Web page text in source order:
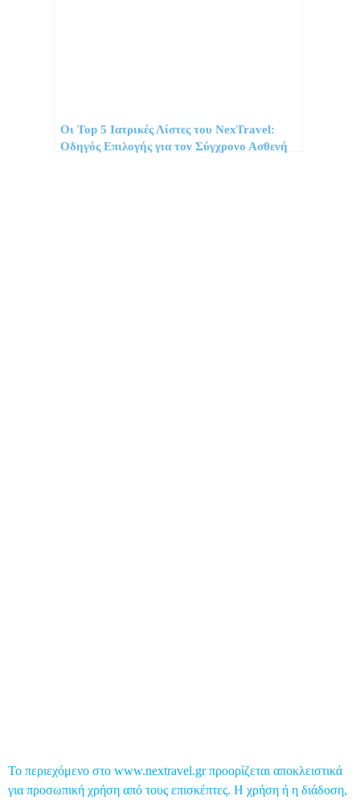
Οι Top 5 Ιατρικές Λίστες του NexTravel:
Οδηγός Επιλογής για τον Σύγχρονο Ασθενή
Το περιεχόμενο στο www.nextravel.gr προορίζεται αποκλειστικά
για προσωπική χρήση από τους επισκέπτες. Η χρήση ή η διάδοση,